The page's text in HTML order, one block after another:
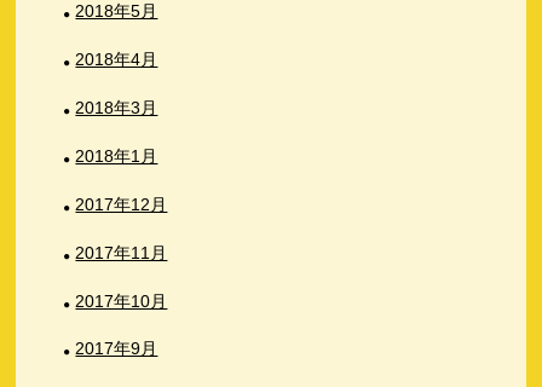
2018年5月
2018年4月
2018年3月
2018年1月
2017年12月
2017年11月
2017年10月
2017年9月